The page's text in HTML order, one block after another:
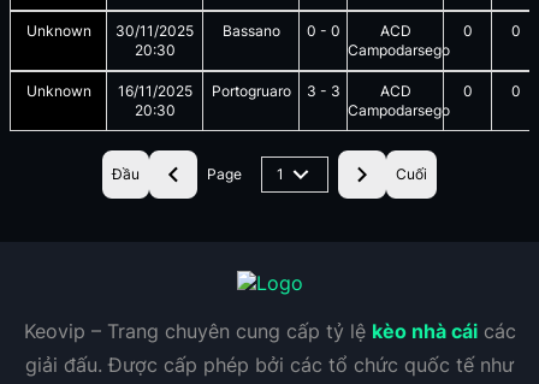
Unknown
30/11/2025
20:30
Bassano 0 - 0
ACD
Campodarsego
0 0
Unknown
16/11/2025
20:30
Portogruaro 3 - 3
ACD
Campodarsego
0 0
Đầu Page 1 Cuối
Keovip – Trang chuyên cung cấp tỷ lệ kèo nhà cáicác
giải đấu. Được cấp phép bởi các tổ chức quốc tế như